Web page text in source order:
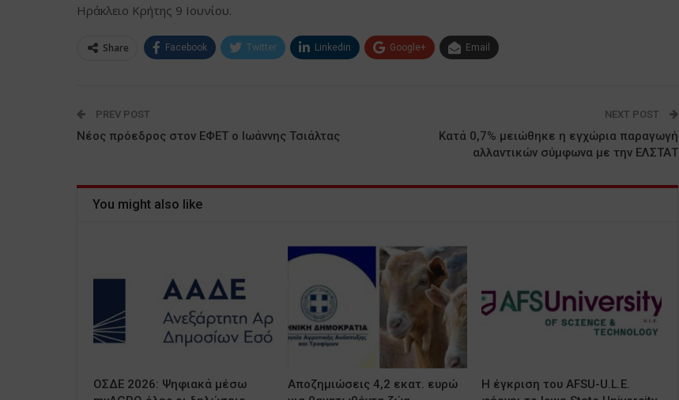
Ηράκλειο Κρήτης 9 Ιουνίου.
Share Facebook Twitter Linkedin Google+ Email
PREV POST
Νέος πρόεδρος στον ΕΦΕΤ ο Ιωάννης Τσιάλτας
NEXT POST
Κατά 0,7% μειώθηκε η εγχώρια παραγωγή
αλλαντικών σύμφωνα με την ΕΛΣΤΑΤ
You might also like
ΟΣΔΕ 2026: Ψηφιακά μέσω
Αποζημιώσεις 4,2 εκατ. ευρώ
Η έγκριση του AFSU-U.L.E.